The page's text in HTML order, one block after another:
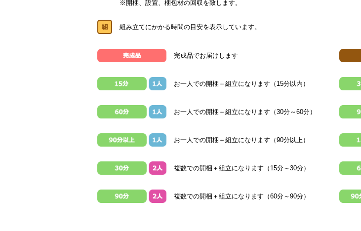
※開梱、設置、梱包材の回収を致します。
組み立てにかかる時間の目安を表示しています。
完成品でお届けします
お一人での開梱＋組立になります（15分以内）
お一人での開梱＋組立になります（30分～60分）
お一人での開梱＋組立になります（90分以上）
複数での開梱＋組立になります（15分～30分）
複数での開梱＋組立になります（60分～90分）